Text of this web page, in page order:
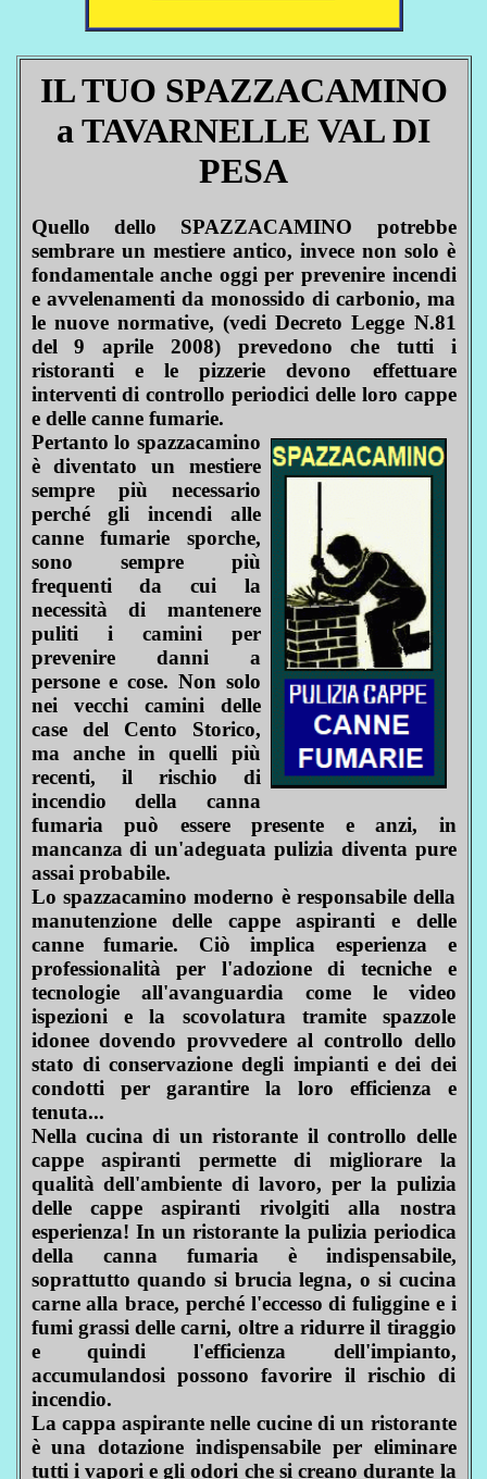
IL TUO SPAZZACAMINO
a TAVARNELLE VAL DI
PESA
Quello dello SPAZZACAMINO potrebbe
sembrare un mestiere antico, invece non solo è
fondamentale anche oggi per prevenire incendi
e avvelenamenti da monossido di carbonio, ma
le nuove normative, (vedi Decreto Legge N.81
del 9 aprile 2008) prevedono che tutti i
ristoranti e le pizzerie devono effettuare
interventi di controllo periodici delle loro cappe
e delle canne fumarie.
Pertanto lo spazzacamino
è diventato un mestiere
sempre più necessario
perché gli incendi alle
canne fumarie sporche,
sono sempre più
frequenti da cui la
necessità di mantenere
puliti i camini per
prevenire danni a
persone e cose. Non solo
nei vecchi camini delle
case del Cento Storico,
ma anche in quelli più
recenti, il rischio di
incendio della canna
fumaria può essere presente e anzi, in
mancanza di un'adeguata pulizia diventa pure
assai probabile.
Lo spazzacamino moderno è responsabile della
manutenzione delle cappe aspiranti e delle
canne fumarie. Ciò implica esperienza e
professionalità per l'adozione di tecniche e
tecnologie all'avanguardia come le video
ispezioni e la scovolatura tramite spazzole
idonee dovendo provvedere al controllo dello
stato di conservazione degli impianti e dei dei
condotti per garantire la loro efficienza e
tenuta...
Nella cucina di un ristorante il controllo delle
cappe aspiranti permette di migliorare la
qualità dell'ambiente di lavoro, per la pulizia
delle cappe aspiranti rivolgiti alla nostra
esperienza! In un ristorante la pulizia periodica
della canna fumaria è indispensabile,
soprattutto quando si brucia legna, o si cucina
carne alla brace, perché l'eccesso di fuliggine e i
fumi grassi delle carni, oltre a ridurre il tiraggio
e quindi l'efficienza dell'impianto,
accumulandosi possono favorire il rischio di
incendio.
La cappa aspirante nelle cucine di un ristorante
è una dotazione indispensabile per eliminare
tutti i vapori e gli odori che si creano durante la